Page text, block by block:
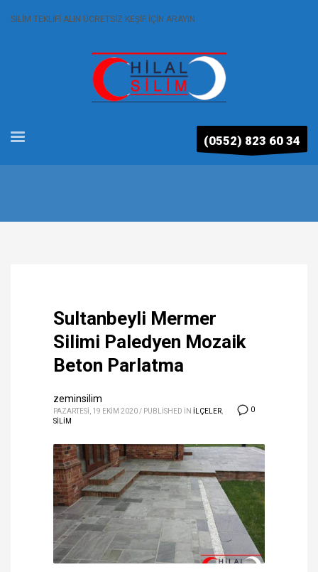
SİLİM TEKLİFİ ALIN ÜCRETSİZ KEŞİF İÇİN ARAYIN
(0552) 823 60 34
Sultanbeyli Mermer
Silimi Paledyen Mozaik
Beton Parlatma
0
zeminsilim
PAZARTESI, 19 EKIM 2020 / PUBLISHED IN İLÇELER
SİLİM